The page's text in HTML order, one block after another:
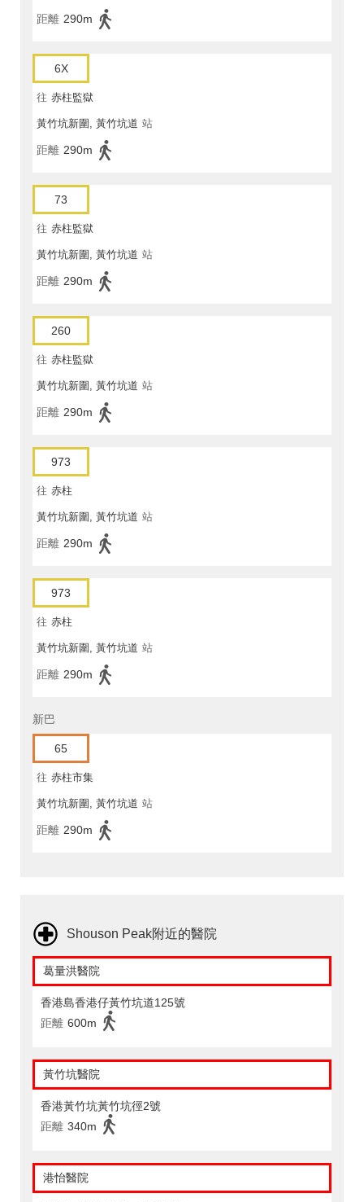
距離 290m
6X
往 赤柱監獄
黃竹坑新圍, 黃竹坑道 站
距離 290m
73
往 赤柱監獄
黃竹坑新圍, 黃竹坑道 站
距離 290m
260
往 赤柱監獄
黃竹坑新圍, 黃竹坑道 站
距離 290m
973
往 赤柱
黃竹坑新圍, 黃竹坑道 站
距離 290m
973
往 赤柱
黃竹坑新圍, 黃竹坑道 站
距離 290m
新巴
65
往 赤柱市集
黃竹坑新圍, 黃竹坑道 站
距離 290m
Shouson Peak附近的醫院
葛量洪醫院
香港島香港仔黃竹坑道125號
距離 600m
黃竹坑醫院
香港黃竹坑黃竹坑徑2號
距離 340m
港怡醫院